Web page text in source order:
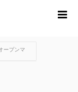
ープンマ